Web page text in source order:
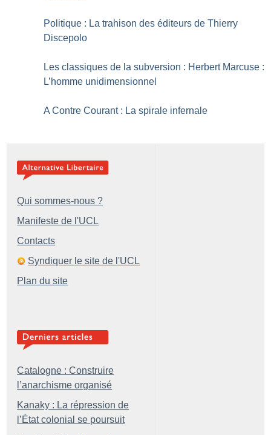
Politique : La trahison des éditeurs de Thierry
Discepolo
Les classiques de la subversion : Herbert Marcuse :
L’homme unidimensionnel
A Contre Courant : La spirale infernale
Qui sommes-nous ?
Manifeste de l'UCL
Contacts
Syndiquer le site de l'UCL
Plan du site
Catalogne : Construire
l’anarchisme organisé
Kanaky : La répression de
l’État colonial se poursuit